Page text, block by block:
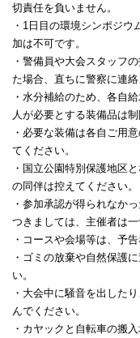
切責任を負いません。
・1日目の環境シンポジ
加は不可です。
・警備員や大会スタッフ
た場合、直ちに警察に連
・水分補給のため、各自
人が必要とする装備品は制
・必要な装備は各自ご用
てください。
・国立公園特別保護地区
の同伴は控えてください。
・参加承認が得られなか
つきましては、主催者は一
・コースや会場等は、予
・ゴミの放棄や自然保護
い。
・大会中に騒音を出した
んでください。
・カヤックと自転車の搬